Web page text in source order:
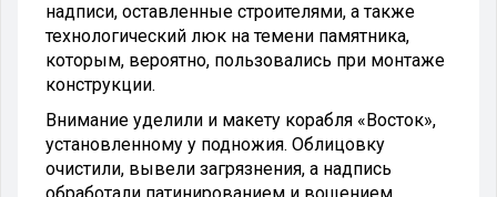
надписи, оставленные строителями, а также
технологический люк на темени памятника,
которым, вероятно, пользовались при монтаже
конструкции.
Внимание уделили и макету корабля «Восток»,
установленному у подножия. Облицовку
очистили, вывели загрязнения, а надпись